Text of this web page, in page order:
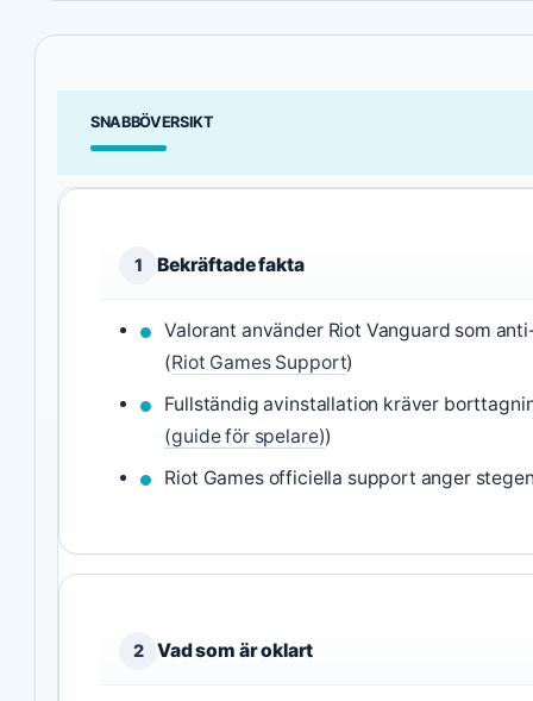
SNABBÖVERSIKT
1 Bekräftade fakta
Valorant använder Riot Vanguard som
(Riot Games Support)
Fullständig avinstallation kräver
(guide för spelare))
Riot Games officiella support anger
2 Vad som är oklart